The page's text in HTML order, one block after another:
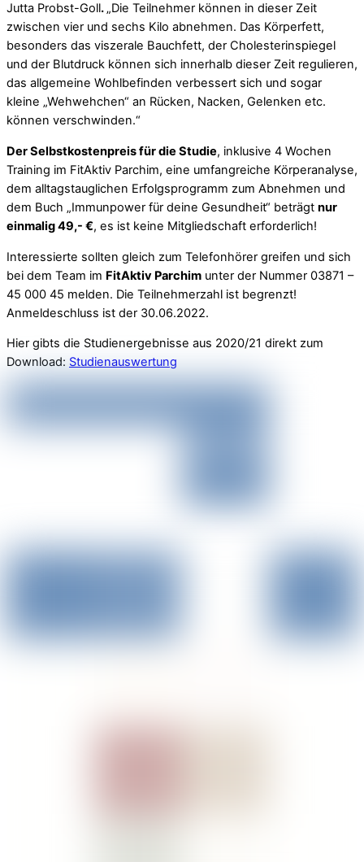
Jutta Probst-Goll. „Die Teilnehmer können in dieser Zeit
zwischen vier und sechs Kilo abnehmen. Das Körperfett,
besonders das viszerale Bauchfett, der Cholesterinspiegel
und der Blutdruck können sich innerhalb dieser Zeit regulieren,
das allgemeine Wohlbefinden verbessert sich und sogar
kleine „Wehwehchen“ an Rücken, Nacken, Gelenken etc.
können verschwinden.“
Der Selbstkostenpreis für die Studie, inklusive 4 Wochen
Training im FitAktiv Parchim, eine umfangreiche Körperanalyse,
dem alltagstauglichen Erfolgsprogramm zum Abnehmen und
dem Buch „Immunpower für deine Gesundheit“ beträgt nur
einmalig 49,- €, es ist keine Mitgliedschaft erforderlich!
Interessierte sollten gleich zum Telefonhörer greifen und sich
bei dem Team im FitAktiv Parchim unter der Nummer 03871 –
45 000 45 melden. Die Teilnehmerzahl ist begrenzt!
Anmeldeschluss ist der 30.06.2022.
Hier gibts die Studienergebnisse aus 2020/21 direkt zum
Download: Studienauswertung